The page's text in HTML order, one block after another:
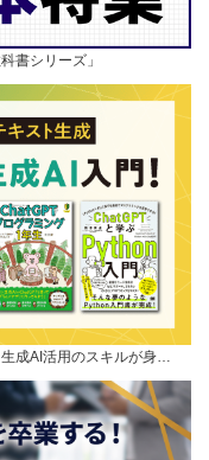
書シリーズ」
成AI活用のスキルが身…